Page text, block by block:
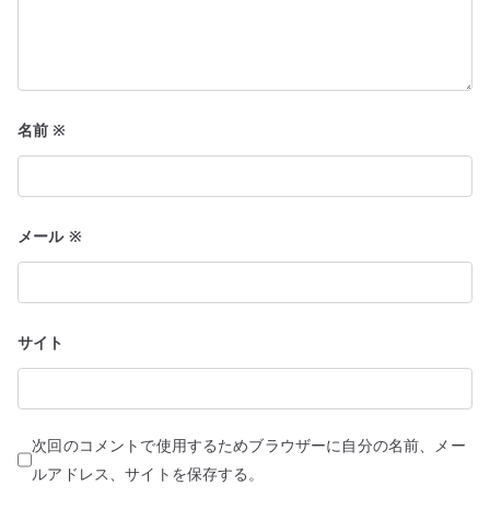
名前※
メール ※
サイト
次回のコメントで使用するためブラウザーに自分の名前、メー
ルアドレス、サイトを保存する。